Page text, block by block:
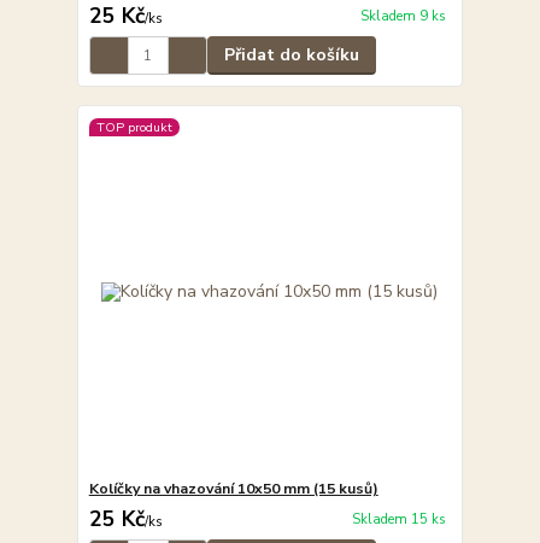
25 Kč/ks Skladem 9 ks
Přidat do košíku
TOP produkt
Kolíčky na vhazování 10x50 mm (15 kusů)
25 Kč/ks Skladem 15 ks